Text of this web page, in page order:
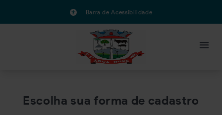
Barra de Acessibilidade
Escolha sua forma de cadastro